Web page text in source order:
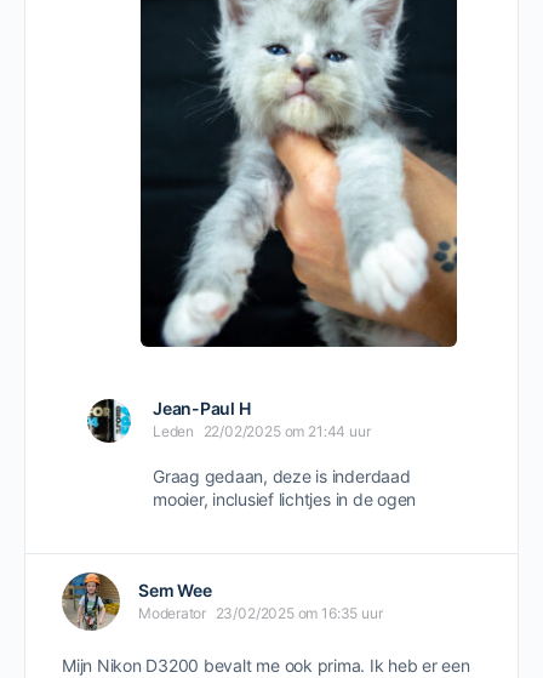
Jean-Paul H
Leden 22/02/2025 om 21:44 uur
Graag gedaan, deze is inderdaad
mooier, inclusief lichtjes in de ogen
Sem Wee
Moderator 23/02/2025 om 16:35 uur
Mijn Nikon D3200 bevalt me ook prima. Ik heb er een